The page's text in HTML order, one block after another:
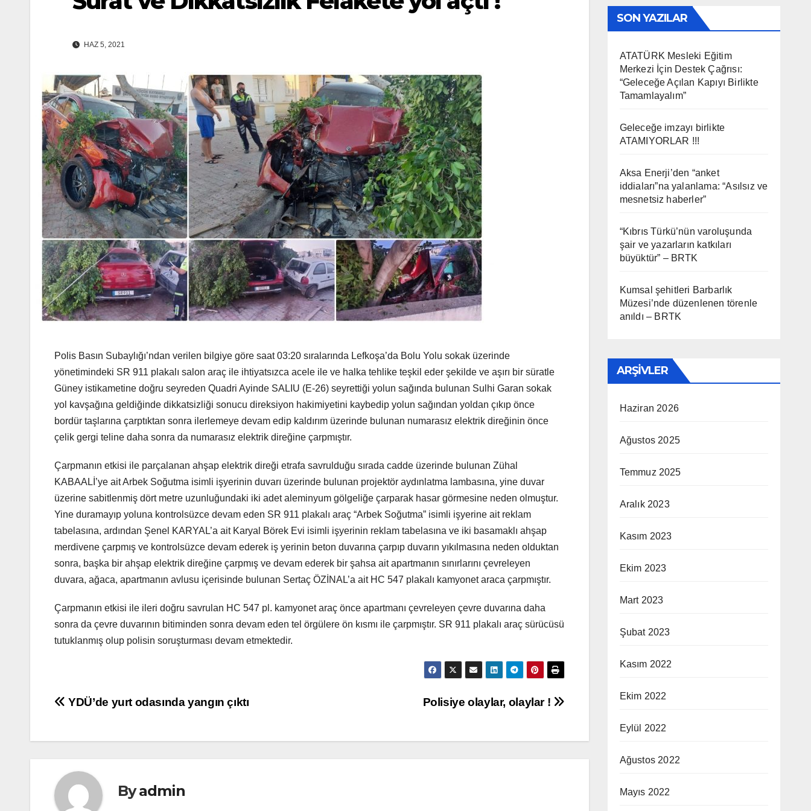
HAZ 5, 2021
Polis Basın Subaylığı’ndan verilen bilgiye göre saat 03:20 sıralarında Lefkoşa’da Bolu Yolu sokak üzerinde
yönetimindeki SR 911 plakalı salon araç ile ihtiyatsızca acele ile ve halka tehlike teşkil eder şekilde ve aşırı bir süratle
Güney istikametine doğru seyreden Quadri Ayinde SALIU (E-26) seyrettiği yolun sağında bulunan Sulhi Garan sokak
yol kavşağına geldiğinde dikkatsizliği sonucu direksiyon hakimiyetini kaybedip yolun sağından yoldan çıkıp önce
bordür taşlarına çarptıktan sonra ilerlemeye devam edip kaldırım üzerinde bulunan numarasız elektrik direğinin önce
çelik gergi teline daha sonra da numarasız elektrik direğine çarpmıştır.
Çarpmanın etkisi ile parçalanan ahşap elektrik direği etrafa savrulduğu sırada cadde üzerinde bulunan Zühal
KABAALİ’ye ait Arbek Soğutma isimli işyerinin duvarı üzerinde bulunan projektör aydınlatma lambasına, yine duvar
üzerine sabitlenmiş dört metre uzunluğundaki iki adet aleminyum gölgeliğe çarparak hasar görmesine neden olmuştur.
Yine duramayıp yoluna kontrolsüzce devam eden SR 911 plakalı araç “Arbek Soğutma” isimli işyerine ait reklam
tabelasına, ardından Şenel KARYAL’a ait Karyal Börek Evi isimli işyerinin reklam tabelasına ve iki basamaklı ahşap
merdivene çarpmış ve kontrolsüzce devam ederek iş yerinin beton duvarına çarpıp duvarın yıkılmasına neden olduktan
sonra, başka bir ahşap elektrik direğine çarpmış ve devam ederek bir şahsa ait apartmanın sınırlarını çevreleyen
duvara, ağaca, apartmanın avlusu içerisinde bulunan Sertaç ÖZİNAL’a ait HC 547 plakalı kamyonet araca çarpmıştır.
Çarpmanın etkisi ile ileri doğru savrulan HC 547 pl. kamyonet araç önce apartmanı çevreleyen çevre duvarına daha
sonra da çevre duvarının bitiminden sonra devam eden tel örgülere ön kısmı ile çarpmıştır. SR 911 plakalı araç sürücüsü
tutuklanmış olup polisin soruşturması devam etmektedir.
Yazı
Polisiye olaylar, olaylar !
YDÜ’de yurt odasında yangın çıktı
Byadmin
SON YAZILAR
ATATÜRK Mesleki Eğitim
Merkezi İçin Destek Çağrısı:
“Geleceğe Açılan Kapıyı Birlikte
Tamamlayalım”
Geleceğe imzayı birlikte
ATAMIYORLAR !!!
Aksa Enerji’den “anket
iddiaları”na yalanlama: “Asılsız ve
mesnetsiz haberler”
“Kıbrıs Türkü’nün varoluşunda
şair ve yazarların katkıları
büyüktür” – BRTK
Kumsal şehitleri Barbarlık
Müzesi’nde düzenlenen törenle
anıldı – BRTK
ARŞIVLER
Haziran 2026
Ağustos 2025
Temmuz 2025
Aralık 2023
Kasım 2023
Ekim 2023
Mart 2023
Şubat 2023
Kasım 2022
Ekim 2022
Eylül 2022
Ağustos 2022
Mayıs 2022